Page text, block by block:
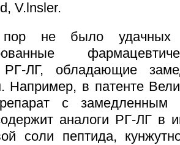
V.lnsler.
не было удачных
РГ-ЛГ, обладающие
Например, в патенте
с замедленным
аналоги РГ-ЛГ в
соли пептида,